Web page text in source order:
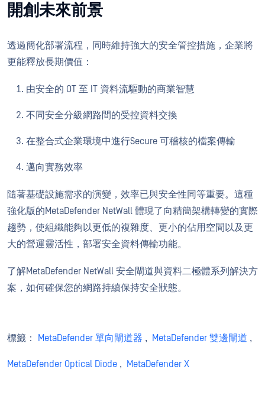
開創未來前景
透過簡化部署流程，同時維持強大的安全管控措施，企業將
更能釋放長期價值：
由安全的 OT 至 IT 資料流驅動的商業智慧
不同安全分級網路間的受控資料交換
在整合式企業環境中進行Secure 可稽核的檔案傳輸
邁向實務效率
隨著基礎設施需求的演變，效率已與安全性同等重要。這種
強化版的MetaDefender NetWall 體現了向精簡架構轉變的實際
趨勢，使組織能夠以更低的複雜度、更小的佔用空間以及更
大的營運靈活性，部署安全資料傳輸功能。
了解MetaDefender NetWall 安全閘道與資料二極體系列解決方
案，如何確保您的網路持續保持安全狀態。
標籤： MetaDefender 單向閘道器 , MetaDefender 雙邊閘道 ,
MetaDefender Optical Diode , MetaDefender X